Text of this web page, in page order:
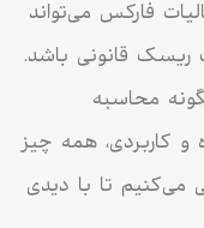
فارکس می‌تواند
قانونی باشد.
محاسبه
همه چیز
تا با دیدی